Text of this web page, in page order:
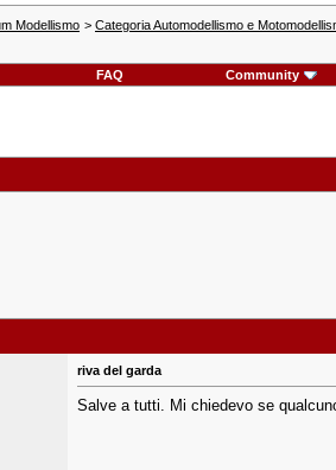
Modellismo > Categoria Automodellismo e
FAQ Community
riva del garda
Salve a tutti. Mi chiedevo se